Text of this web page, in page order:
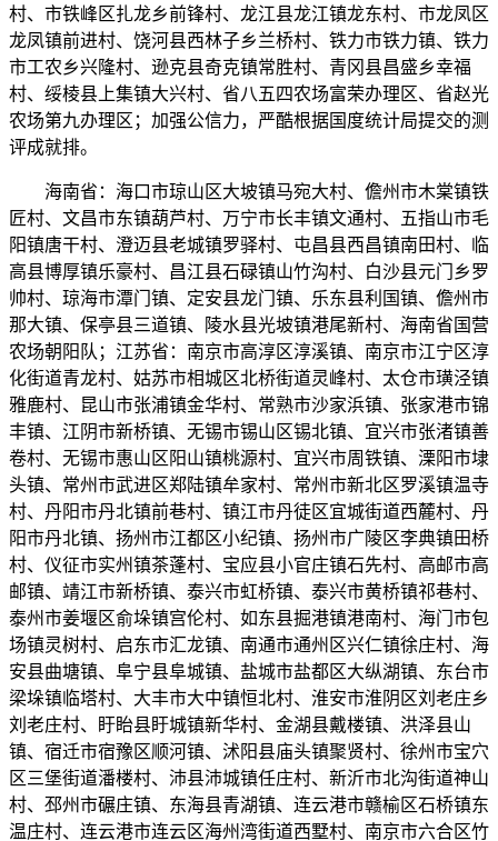
村、市铁峰区扎龙乡前锋村、龙江县龙江镇龙东村、市龙凤区
龙凤镇前进村、饶河县西林子乡兰桥村、铁力市铁力镇、铁力
市工农乡兴隆村、逊克县奇克镇常胜村、青冈县昌盛乡幸福
村、绥棱县上集镇大兴村、省八五四农场富荣办理区、省赵光
农场第九办理区；加强公信力，严酷根据国度统计局提交的测
评成就排。
海南省：海口市琼山区大坡镇马宛大村、儋州市木棠镇铁
匠村、文昌市东镇葫芦村、万宁市长丰镇文通村、五指山市毛
阳镇唐干村、澄迈县老城镇罗驿村、屯昌县西昌镇南田村、临
高县博厚镇乐豪村、昌江县石碌镇山竹沟村、白沙县元门乡罗
帅村、琼海市潭门镇、定安县龙门镇、乐东县利国镇、儋州市
那大镇、保亭县三道镇、陵水县光坡镇港尾新村、海南省国营
农场朝阳队；江苏省：南京市高淳区淳溪镇、南京市江宁区淳
化街道青龙村、姑苏市相城区北桥街道灵峰村、太仓市璜泾镇
雅鹿村、昆山市张浦镇金华村、常熟市沙家浜镇、张家港市锦
丰镇、江阴市新桥镇、无锡市锡山区锡北镇、宜兴市张渚镇善
卷村、无锡市惠山区阳山镇桃源村、宜兴市周铁镇、溧阳市埭
头镇、常州市武进区郑陆镇牟家村、常州市新北区罗溪镇温寺
村、丹阳市丹北镇前巷村、镇江市丹徒区宜城街道西麓村、丹
阳市丹北镇、扬州市江都区小纪镇、扬州市广陵区李典镇田桥
村、仪征市实州镇茶蓬村、宝应县小官庄镇石先村、高邮市高
邮镇、靖江市新桥镇、泰兴市虹桥镇、泰兴市黄桥镇祁巷村、
泰州市姜堰区俞垛镇宫伦村、如东县掘港镇港南村、海门市包
场镇灵树村、启东市汇龙镇、南通市通州区兴仁镇徐庄村、海
安县曲塘镇、阜宁县阜城镇、盐城市盐都区大纵湖镇、东台市
梁垛镇临塔村、大丰市大中镇恒北村、淮安市淮阴区刘老庄乡
刘老庄村、盱眙县盱城镇新华村、金湖县戴楼镇、洪泽县山
镇、宿迁市宿豫区顺河镇、沭阳县庙头镇聚贤村、徐州市宝穴
区三堡街道潘楼村、沛县沛城镇任庄村、新沂市北沟街道神山
村、邳州市碾庄镇、东海县青湖镇、连云港市赣榆区石桥镇东
温庄村、连云港市连云区海州湾街道西墅村、南京市六合区竹